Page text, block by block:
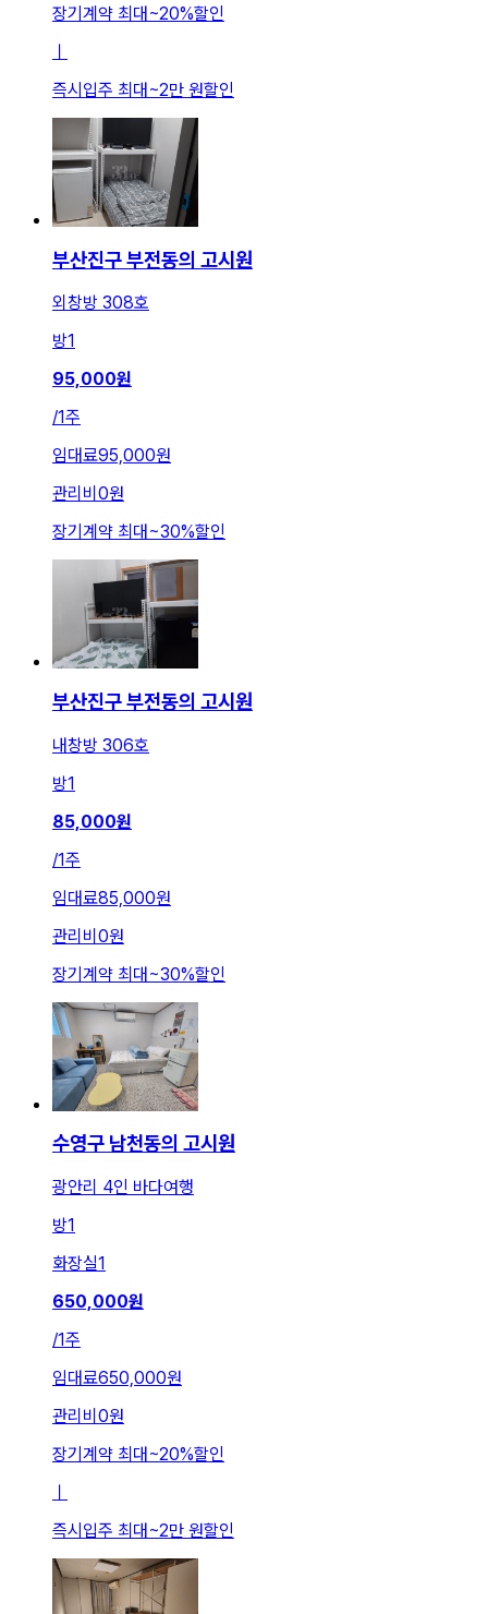
장기계약 최대~20%할인
ㅣ
즉시입주 최대~2만 원할인
부산진구 부전동의 고시원
외창방 308호
방1
95,000원
/1주
임대료95,000원
관리비 0원
장기계약 최대 ~30%할인
부산진구 부전동의 고시원
내창방 306호
방1
85,000원
/1주
임대료85,000원
관리비 0원
장기계약 최대~30%할인
수영구 남천동의 고시원
광안리 4인 바다여행
방1
화장실1
650,000원
/1주
임대료650,000원
관리비 0원
장기계약 최대 ~20%할인
즉시입주 최대 ~2만 원할인